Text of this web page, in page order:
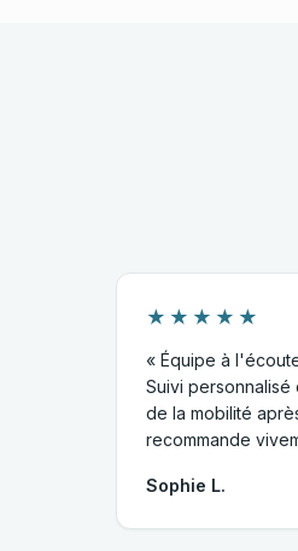
★★★★★
« Équipe à
Suivi
de la mobilité
recommande
Sophie L.